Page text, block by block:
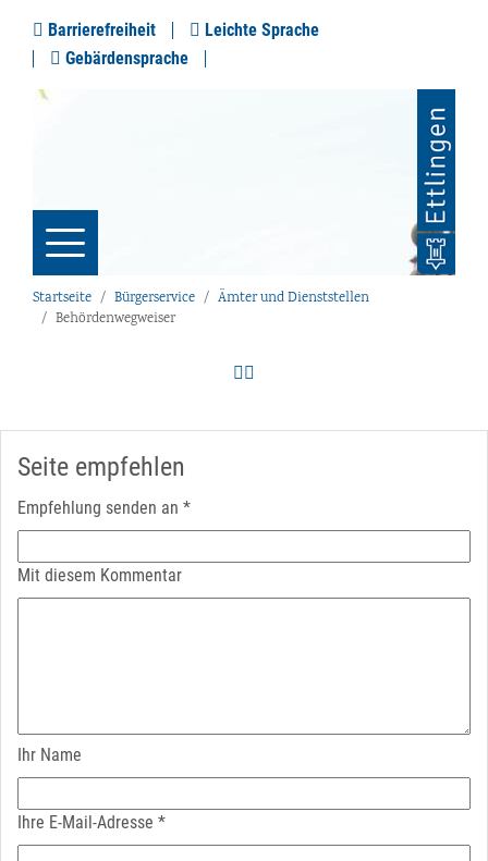
Barrierefreiheit
Leichte Sprache
Gebärdensprache
Startseite Bürgerservice
Ämter und Dienststellen
Behördenwegweiser
Seite empfehlen
Empfehlung senden an *
Mit diesem Kommentar
Ihr Name
Ihre E-Mail-Adresse *